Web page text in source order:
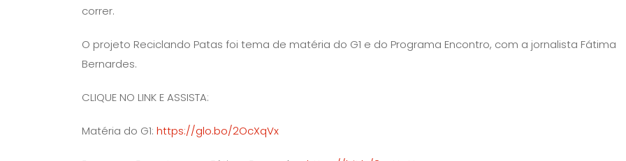
correr.
O projeto Reciclando Patas foi tema de matéria do G1 e do Programa Encontro, com a jornalista Fátima
Bernardes.
CLIQUE NO LINK E ASSISTA:
Matéria do G1: https://glo.bo/2OcXqVx